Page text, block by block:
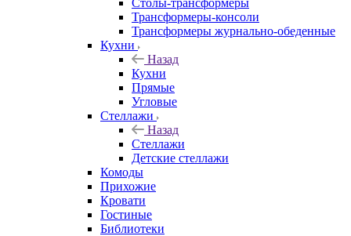
Столы-трансформеры
Трансформеры-консоли
Трансформеры журнально-обеденные
Кухни
Назад
Кухни
Прямые
Угловые
Стеллажи
Назад
Стеллажи
Детские стеллажи
Комоды
Прихожие
Кровати
Гостиные
Библиотеки